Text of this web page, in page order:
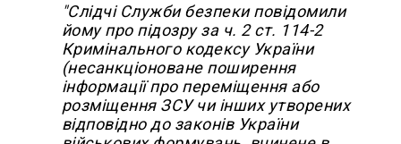
"Слідчі Служби безпеки повідомили
йому про підозру за ч. 2 ст. 114-2
Кримінального кодексу України
(несанкціоноване поширення
інформації про переміщення або
розміщення ЗСУ чи інших утворених
відповідно до законів України